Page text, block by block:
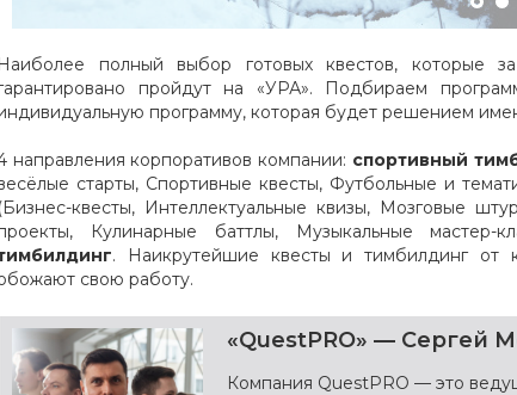
Наиболее полный выбор готовых квестов, которые
пройдут на «УРА». Подбираем
программу, которая будет решением
направления корпоративов компании: спортивный
старты, Спортивные квесты, Футбольные и
(Бизнес-квесты, Интеллектуальные квизы, Мозговые
Кулинарные баттлы, Музыкальные мастер-
. Наикрутейшие квесты и тимбилдинг от
свою работу.
«QuestPRO» — Сергей
Компания QuestPRO — это